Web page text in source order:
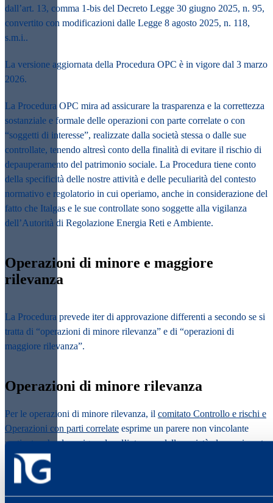
dall’art. 13, comma 1-bis del Decreto Legge 30 giugno 2025, n. 95,
convertito con modificazioni dalle Legge 8 agosto 2025, n. 118,
s.m.i..
La versione aggiornata della Procedura OPC è in vigore dal 3 marzo
2026.
La Procedura OPC mira ad assicurare la trasparenza e la correttezza
sostanziale e formale delle operazioni con parte correlate o con
“soggetti di interesse”, realizzate dalla società stessa o dalle sue
controllate, tenendo altresì conto della finalità di evitare il rischio di
depauperamento del patrimonio sociale. La Procedura tiene conto
della specificità delle nostre attività e delle peculiarità del contesto
normativo e regolatorio in cui operiamo, anche in considerazione del
fatto che Italgas e le sue controllate sono soggette alla vigilanza
dell’Autorità di Regolazione Energia Reti e Ambiente.
Operazioni di minore e maggiore
rilevanza
La Procedura prevede iter di approvazione differenti a secondo se si
tratta di “operazioni di minore rilevanza” e di “operazioni di
maggiore rilevanza”.
Operazioni di minore rilevanza
Per le operazioni di minore rilevanza, il comitato Controllo e rischi e
Operazioni con parti correlate esprime un parere non vincolante
motivato, che deve riguardare l’interesse della società al compimento
dell’operazione nonché la convenienza e la correttezza sostanziale
delle sue condizioni. In caso di parere negativo, la società è tenuta a
informare il mercato, alla scadenza del trimestre di riferimento, sui